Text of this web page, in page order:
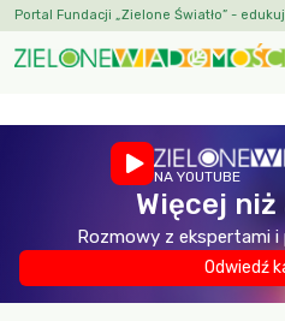
Portal Fundacji „Zielone Światło” -
NA YOUTUBE
Więcej niż
Rozmowy z ekspertami
Odwiedź